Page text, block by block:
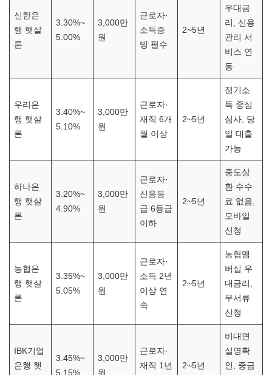
신한은
행 햇살
론
3.30%~
5.00%
3,000만
원
근로자·
소득증
빙 필수
2~5년
우대금
리, 신용
관리 서
비스 연
동
우리은
행 햇살
론
3.40%~
5.10%
3,000만
원
근로자·
재직 6개
월 이상
2~5년
정기소
득 중심
심사, 당
일 대출
가능
하나은
행 햇살
론
3.20%~
4.90%
3,000만
원
근로자·
신용등
급 6등급
이하
2~5년
중도상
환 수수
료 없음,
모바일
신청
농협은
행 햇살
론
3.35%~
5.05%
3,000만
원
근로자·
소득 2년
이상 연
속
2~5년
농협멤
버십 우
대금리,
무서류
신청
IBK기업
은행 햇
3.45%~
5.15%
3,000만
원
근로자·
재직 1년
2~5년
비대면
실명확
인, 중금